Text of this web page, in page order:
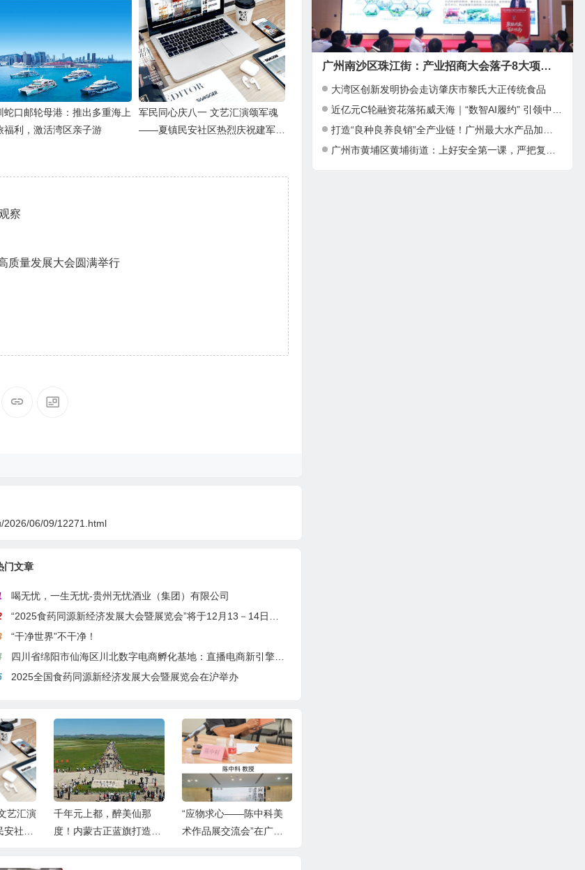
蛇口邮轮母港：推出多重海上
福利，激活湾区亲子游
军民同心庆八一 文艺汇演颂军魂
——夏镇民安社区热烈庆祝建军9
察
质量发展大会圆满举行
2026/06/09/12271.html
门文章
喝无忧，一生无忧-贵州无忧酒业（集团）有限公司
“2025食药同源新经济发展大会暨展览会”将于12月13－14日在沪举行
“干净世界”不干净！
四川省绵阳市仙海区川北数字电商孵化基地：直播电商新引擎，预计年产值达5亿
2025全国食药同源新经济发展大会暨展览会在沪举办
醉美仙那
蓝旗打造草
“应物求心——陈中科美
术作品展交流会”在广东
广州南沙：全球跨境贸易
产业集聚区生态大会成功
广州南沙区珠江街：产业招商大会落子8大项目，邀湾区客商抢占“南沙站”红利
大湾区创新发明协会走访肇庆市黎氏大正传统食品
近亿元C轮融资花落拓威天海｜“数智AI履约” 引领中大件出海新基建
打造“良种良养良销”全产业链！广州最大水产品加工项目在南沙正式投产
广州市黄埔区黄埔街道：上好安全第一课，严把复工复产安全关